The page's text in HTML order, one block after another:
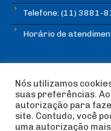
Telefone: (11) 3881-
Horário de
© Copyright ABEE |
Esportiva
Nós utilizamos
suas preferências.
autorização para
site. Contudo, você
uma autorização